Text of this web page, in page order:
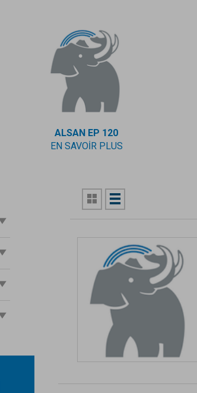
ALSAN EP 120
EN SAVOIR PLUS